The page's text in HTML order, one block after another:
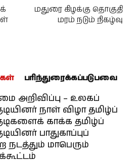
மதுரை கிழக்கு தொகுதி
மரம் நடும் நிகழ்வு
பரிந்துரைக்கப்படுபவை
அறிவிப்பு – உலகப்
நாள் விழா தமிழ்ப்
காக்க தமிழ்ப்
பாதுகாப்புப்
நடத்தும் மாபெரும்